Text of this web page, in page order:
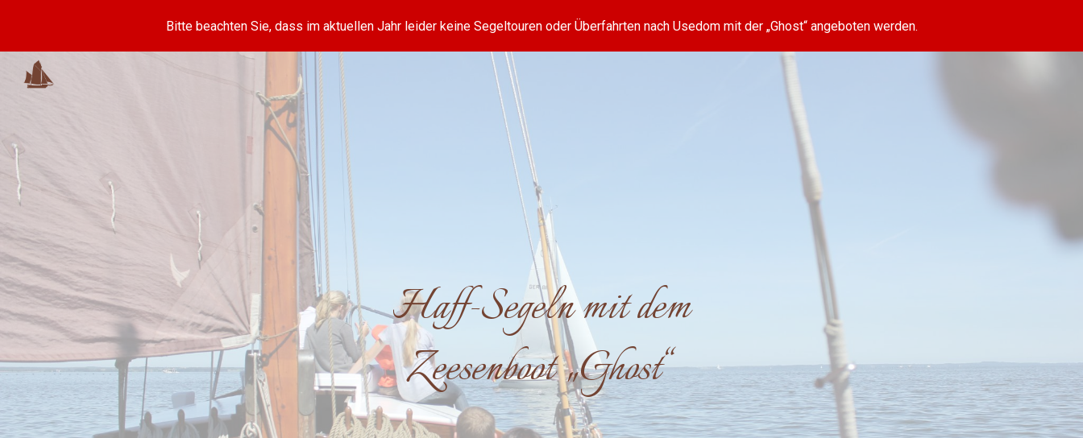
Skip to main content Skip to navigation
Bitte beachten Sie, dass im aktuellen Jahr leider keine Segeltouren oder Überfahrten nach Usedom mit der „Ghost“ angeboten werden.
Haff-Segeln mit dem
Zeesenboot „Ghost“